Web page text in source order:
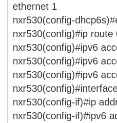
ethernet 1
nxr530(config-
nxr530(config)#ip
nxr530(config)#ipv6
nxr530(config)#ipv6
nxr530(config)#ipv6
nxr530(config-if)#ip
nxr530(config-if)#ipv6